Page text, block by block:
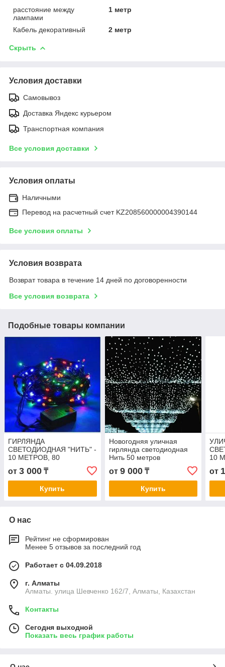
расстояние между
лампами
1 метр
Кабель декоративный 2 метр
Скрыть
Условия доставки
Самовывоз
Доставка Яндекс курьером
Транспортная компания
Все условия доставки
Условия оплаты
Наличными
Перевод на расчетный счет KZ208560000004390144
Все условия оплаты
Условия возврата
Возврат товара в течение 14 дней по договоренности
Все условия возврата
Подобные товары компании
ГИРЛЯНДА
СВЕТОДИОДНАЯ "НИТЬ" -
10 МЕТРОВ, 80
ЛАМПОЧЕК,
РАЗНОЦВЕТНАЯ,
МЕРЦАЮЩАЯ
от 3 000 ₸
Купить
Новогодняя уличная
гирлянда светодиодная
Нить 50 метров
от 9 000₸
Купить
10
от
О нас
Рейтинг не сформирован
Менее 5 отзывов за последний год
Работает с 04.09.2018
г. Алматы
Алматы. улица Шевченко 162/7, Алматы, Казахстан
Контакты
Сегодня выходной
Показать весь график работы